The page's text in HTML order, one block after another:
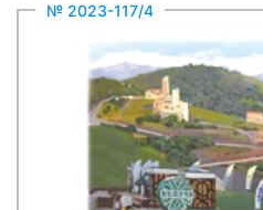
№ 2023-117/4